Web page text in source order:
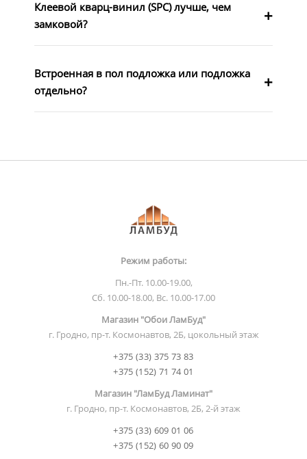
Клеевой кварц-винил (SPC) лучше, чем
замковой?
Встроенная в пол подложка или подложка
отдельно?
Режим работы:
Пн.-Пт. 10.00-19.00,
Сб. 10.00-18.00, Вс. 10.00-17.00
Магазин "Обои ЛамБуд"
г. Гродно, пр-т. Космонавтов, 2Б, цокольный этаж
+375 (33) 375 73 83
+375 (152) 71 74 01
Магазин "ЛамБуд Ламинат"
г. Гродно, пр-т. Космонавтов, 2Б, 2-й этаж
+375 (33) 609 01 06
+375 (152) 60 90 09